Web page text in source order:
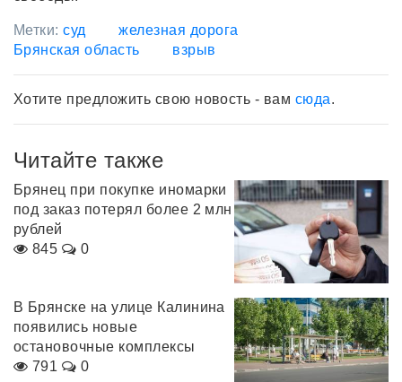
Метки:суд
железная дорога
Брянская область
взрыв
Хотите предложить свою новость - вам сюда.
Читайте также
Брянец при покупке иномарки
под заказ потерял более 2 млн
рублей
845
0
В Брянске на улице Калинина
появились новые
остановочные комплексы
791
0